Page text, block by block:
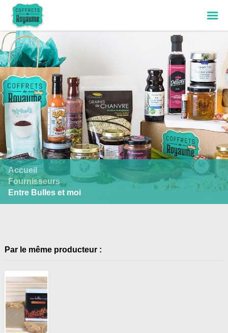
Accueil
Fournisseurs
Entre Bulles et moi
Par le même producteur :